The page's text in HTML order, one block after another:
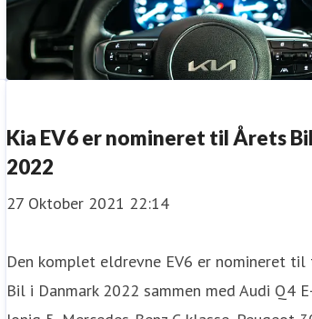
Kia EV6 er nomineret til Årets
2022
27 Oktober 2021 22:14
Den komplet eldrevne EV6 er nomineret
Bil i Danmark 2022 sammen med Audi Q4